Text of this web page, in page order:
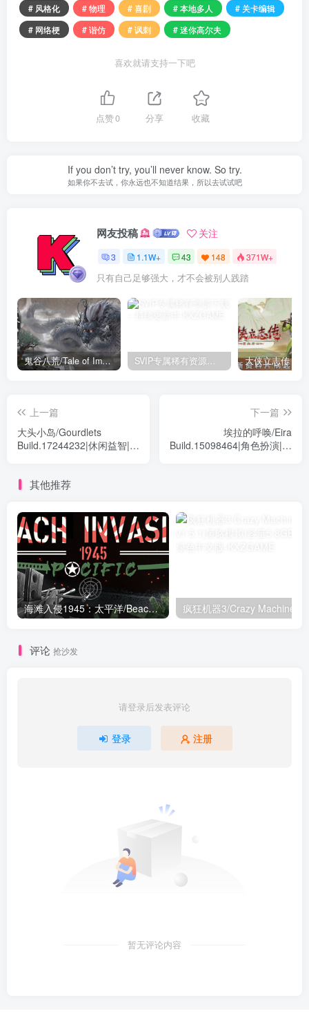
# 风格化
# 物理 # 喜剧 # 本地多人
# 关卡编辑
# 网络梗
# 谐仿 # 讽刺 # 迷你高尔夫
喜欢就请支持一下吧
点赞0 分享 收藏
If you don’t try, you’ll never know. So try.
如果你不去试，你永远也不知道结果，所以去试试吧
网友投稿 关注
3 1.1W+ 43 148 371W+
只有自己足够强大，才不会被别人践踏
鬼谷八荒/Tale of Immortal v1.2.105.259|角色扮演|容量27.4GB|免安装绿色中文版 SVIP专属稀有资源下载 – 持续更新中
上一篇
大头小岛/Gourdlets
Build.17244232|休闲益智|容
下一篇
埃拉的呼唤/Eira
Build.15098464|角色扮演|容
其他推荐
海滩入侵1945：太平洋/Beach Invasion 1945 – Pacific Build.15420488|射击动作|容量4.9GB|免安装绿色中文版
评论 抢沙发
请登录后发表评论
登录 注册
暂无评论内容